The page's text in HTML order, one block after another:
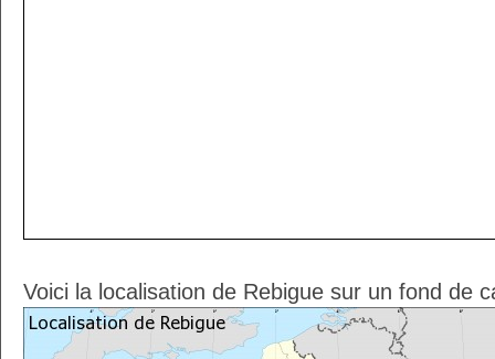
Voici la localisation de Rebigue sur un fond de